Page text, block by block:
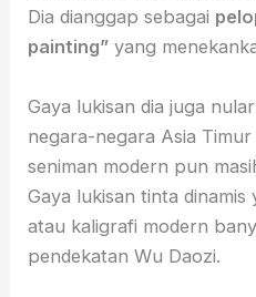
Dia dianggap sebagai
painting” yang
Gaya lukisan dia juga
negara-negara Asia
seniman modern pun
Gaya lukisan tinta
atau kaligrafi modern
pendekatan Wu Daozi.